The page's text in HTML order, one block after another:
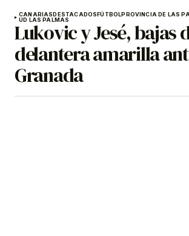
CANARIASDESTACADOSFÚTBOLPROVINCIA DE LAS
UD LAS PALMAS
Lukovic y Jesé, bajas
delantera amarilla
Granada